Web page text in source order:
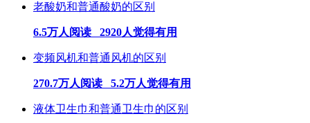
老酸奶和普通酸奶的区别
6.5万人阅读 2920人觉得有用
变频风机和普通风机的区别
270.7万人阅读 5.2万人觉得有用
液体卫生巾和普通卫生巾的区别